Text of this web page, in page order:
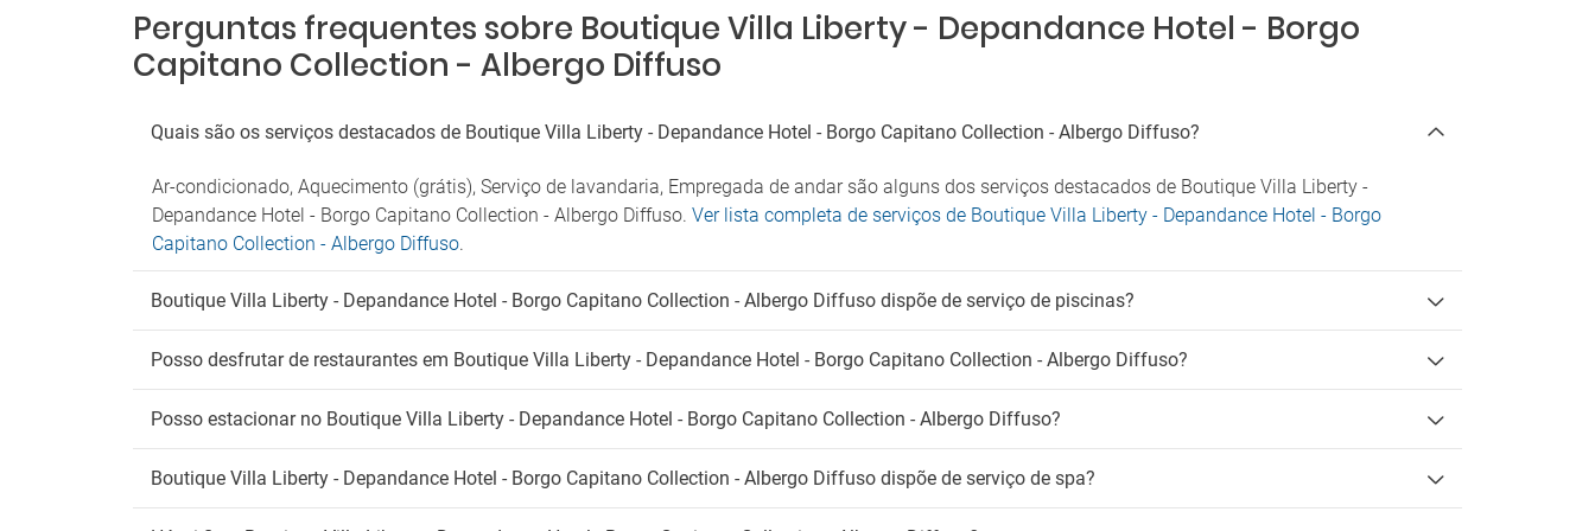
Parque de estacionamento próximo
Transporte shuttle
Shuttle
Transfer para o aeroporto
Animais de estimação
Sala de reuniões
Supermercado no hotel
Tábua para calças
Venda de entradas
Venda de excursões
Crianças
Creche
Serviço de babysitting
Italiano
Perguntas frequentes sobre Boutique Villa Liberty - Depandance Hotel - Borgo
Capitano Collection - Albergo Diffuso
Quais são os serviços destacados de Boutique Villa Liberty - Depandance Hotel - Borgo Capitano Collection - Albergo Diffuso?
Ar-condicionado, Aquecimento (grátis), Serviço de lavandaria, Empregada de andar são alguns dos serviços destacados de Boutique Villa Liberty -
Depandance Hotel - Borgo Capitano Collection - Albergo Diffuso. Ver lista completa de serviços de Boutique Villa Liberty - Depandance Hotel - Borgo
Capitano Collection - Albergo Diffuso.
Boutique Villa Liberty - Depandance Hotel - Borgo Capitano Collection - Albergo Diffuso dispõe de serviço de piscinas?
Posso desfrutar de restaurantes em Boutique Villa Liberty - Depandance Hotel - Borgo Capitano Collection - Albergo Diffuso?
Posso estacionar no Boutique Villa Liberty - Depandance Hotel - Borgo Capitano Collection - Albergo Diffuso?
Boutique Villa Liberty - Depandance Hotel - Borgo Capitano Collection - Albergo Diffuso dispõe de serviço de spa?